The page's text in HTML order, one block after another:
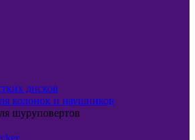
дисков
колонок и наушников
шуруповертов